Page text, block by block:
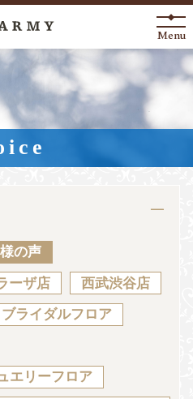
Arrival
Ring
Catalog
Menu
の声
ーザ店 西武渋谷店
ライダルフロア
エリーフロア